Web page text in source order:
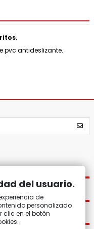
pvc antideslizante.
del usuario.
de
personalizado
clic en el botón